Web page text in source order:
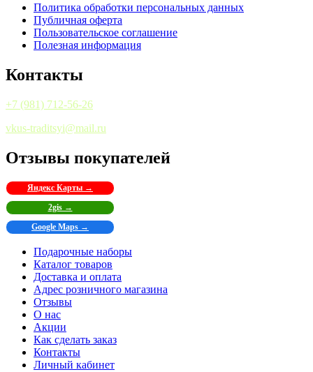
Политика обработки персональных данных
Публичная оферта
Пользовательское соглашение
Полезная информация
Контакты
+7 (981) 712-56-26
vkus-traditsyi@mail.ru
Отзывы покупателей
Яндекс Карты →
2gis →
Google Maps →
Подарочные наборы
Каталог товаров
Доставка и оплата
Адрес розничного магазина
Отзывы
О нас
Акции
Как сделать заказ
Контакты
Личный кабинет